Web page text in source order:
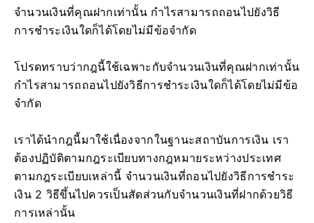
จำนวนเงินที่คุณฝากเท่านั้น กำไรสามารถถอนไปยังวิธี
การชำระเงินใดก็ได้โดยไม่มีข้อจำกัด
โปรดทราบว่ากฎนี้ใช้เฉพาะกับจำนวนเงินที่คุณฝากเท่านั้น
กำไรสามารถถอนไปยังวิธีการชำระเงินใดก็ได้โดยไม่มีข้อ
จำกัด
เราได้นำกฎนี้มาใช้เนื่องจากในฐานะสถาบันการเงิน เรา
ต้องปฏิบัติตามกฎระเบียบทางกฎหมายระหว่างประเทศ
ตามกฎระเบียบเหล่านี้ จำนวนเงินที่ถอนไปยังวิธีการชำระ
เงิน 2 วิธีขึ้นไปควรเป็นสัดส่วนกับจำนวนเงินที่ฝากด้วยวิธี
การเหล่านั้น